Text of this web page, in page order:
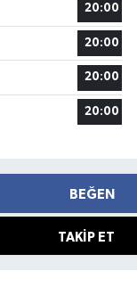
20:00
20:00
20:00
20:00
BEĞEN
TAKIP ET